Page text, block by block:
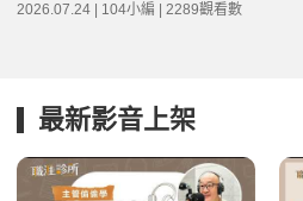
2026.07.24 | 104小編 | 2289觀看數
最新影音上架